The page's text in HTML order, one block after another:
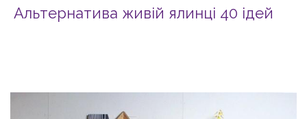
Альтернатива живій ялинці 40 ідей